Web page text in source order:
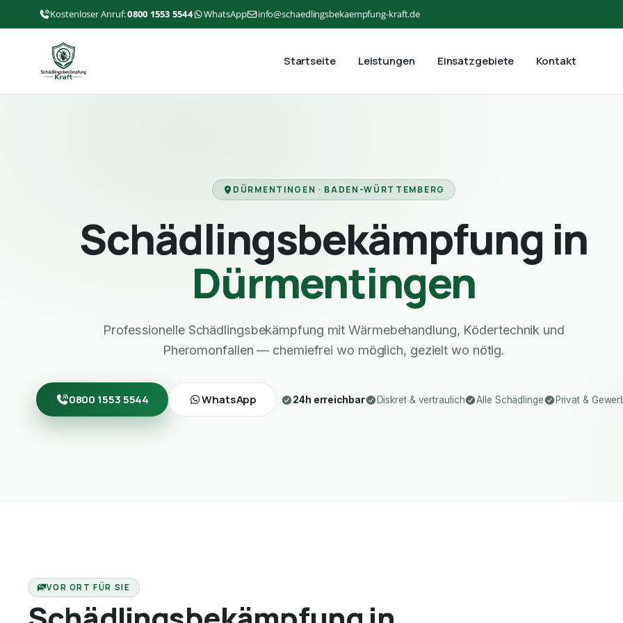
Kostenloser Anruf:0800 1553 5544 WhatsApp info@schaedlingsbekaempfung-kraft.de
Startseite Leistungen Einsatzgebiete Kontakt
DÜRMENTINGEN · BADEN-WÜRTTEMBERG
Schädlingsbekämpfung in
Dürmentingen
Professionelle Schädlingsbekämpfung mit Wärmebehandlung, Ködertechnik und
Pheromonfallen — chemiefrei wo möglich, gezielt wo nötig.
0800 1553 5544 WhatsApp 24h erreichbar Diskret & vertraulich Alle Schädlinge Privat &
VOR ORT FÜR SIE